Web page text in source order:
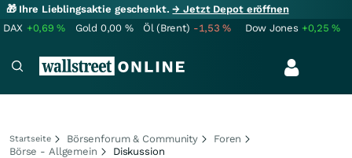
🎁 Ihre Lieblingsaktie geschenkt.→ Jetzt Depot eröffnen
DAX +0,69% Gold 0,00 % Öl (Brent) -1,53% Dow Jones +0,25%
Startseite Börsenforum & Community
Foren
Börse - Allgemein
Diskussion